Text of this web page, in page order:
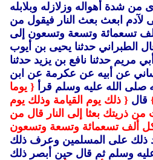
أى من شدة أهواله وزلازله وبلابله
لآدم ابعث بعث النار فيقول من
تسعمائة وتسعة وتسعون إلى
الطبراني حدثنا يحيى بن أيوب
مريم حدثنا نافع بن يزيد حدثنا
عن أبيه عن عكرمة عن ابن
الله عليه وسلم قرأ { يوما
قال { ذلك يوم القيامة وذلك يوم
من ذريتك بعثا إلى النار قال من
ألف تسعمائة وتسعة وتسعون
ذلك على المسلمين وعرف ذلك
وسلم ثم قال حين أبصر ذلك